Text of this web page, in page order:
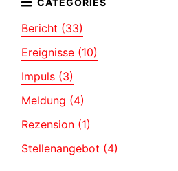
Bericht (33)
Ereignisse (10)
Impuls (3)
Meldung (4)
Rezension (1)
Stellenangebot (4)